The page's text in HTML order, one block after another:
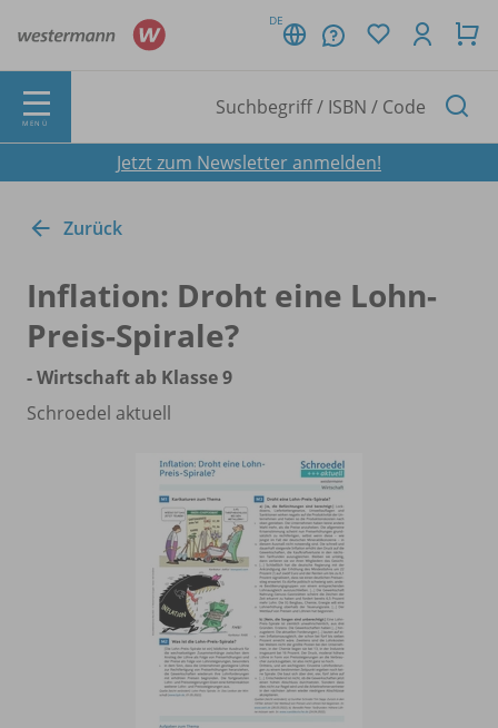
DE
MENÜ
Jetzt zum Newsletter anmelden!
Zurück
Inflation: Droht eine Lohn-
Preis-Spirale?
- Wirtschaft ab Klasse 9
Schroedel aktuell